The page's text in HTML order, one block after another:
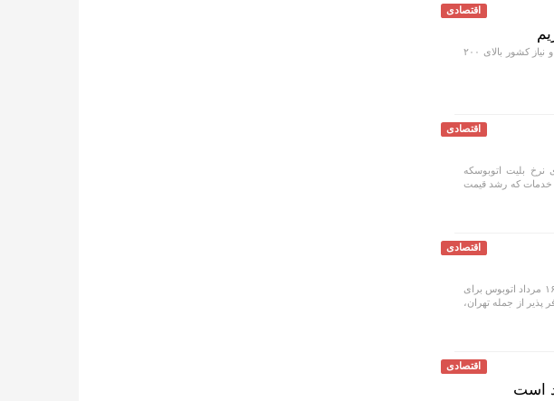
اقتصادی
عضو اتحادیه مرغداران تخم گذار استان تهران گفت: با توجه به تولید فعلی تخم مرغ و نیاز کشور بالای ۲۰۰
اقتصادی
حمل ونقل مسافری کشوری گفت: افزایش ۲۵ درصدی نرخ بلیت اتوبوسکه
خدمات که رشد قیمت
اقتصادی
سخنگوی قرارگاه اربعین سازمان راهداری گفت: طبق برنامه ریزی که صورت گرفته تا ۱۶ مرداد اتوبوس برای
از جمله تهران،
اقتصادی
است